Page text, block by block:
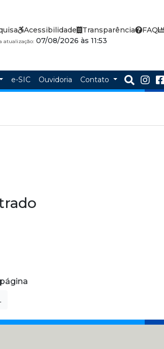
Acessibilidade Transparência FAQ
atualização:07/08/2026 às 11:53
e-SIC Ouvidoria Contato